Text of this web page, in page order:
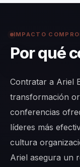
IMPACTO
Por qué
Contratar a Ariel
transformación
conferencias
líderes más
cultura
Ariel asegura un